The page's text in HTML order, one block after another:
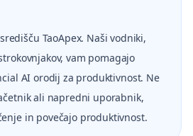
TaoApex. Naši vodniki,
vam pomagajo
AI orodij za produktivnost. Ne
ali napredni uporabnik,
in povečajo produktivnost.